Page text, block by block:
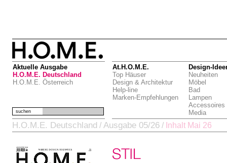
Aktuelle Ausgabe
H.O.M.E. Deutschland
H.O.M.E. Österreich
At.H.O.M.E.
Top Häuser
Design & Architektur
Help-line
Marken-Empfehlungen
Design-
Neuheiten
Möbel
Bad
Lampen
Accessoires
Media
suchen
H.O.M.E. Deutschland / Ausgabe 05/26 / Inhalt Mai 26